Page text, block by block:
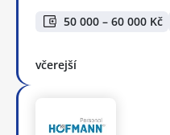
50 000 – 60 000 Kč
včerejší